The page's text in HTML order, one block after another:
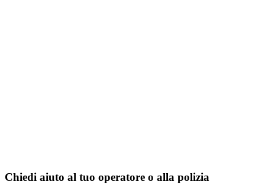
Chiedi aiuto al tuo operatore o alla polizia